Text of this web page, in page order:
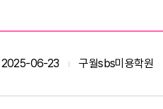
2025-06-23 구월sbs미용학원